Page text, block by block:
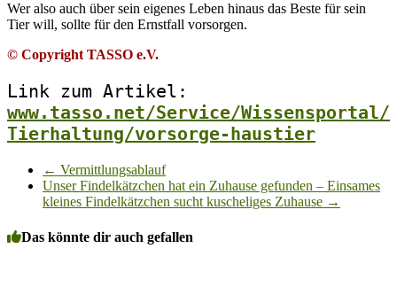
Wer also auch über sein eigenes Leben hinaus das Beste für sein
Tier will, sollte für den Ernstfall vorsorgen.
© Copyright TASSO e.V.
www.tasso.net/Service/Wissensportal/
Tierhaltung/vorsorge-haustier
← Vermittlungsablauf
Unser Findelkätzchen hat ein Zuhause gefunden – Einsames
kleines Findelkätzchen sucht kuscheliges Zuhause →
Das könnte dir auch gefallen